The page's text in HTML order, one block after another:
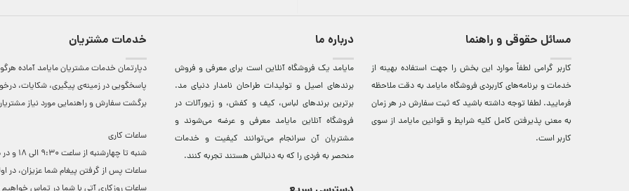
مسائل حقوقی و راهنما
کاربر گرامی لطفاً موارد این بخش را جهت استفاده بهینه از
خدمات و برنامه‌‏های کاربردی فروشگاه مایامد به دقت ملاحظه
فرمایید. لطفا توجه داشته باشید که ثبت سفارش در هر زمان
به معنی پذیرفتن کامل کلیه شرایط و قوانین مایامد از سوی
کاربر است.
درباره ما
مایامد يک فروشگاه آنلاين است برای معرفی و فروش
برندهای اصيل و توليدات طراحان نامدار دنيای مد.
برترين‌ برندهای لباس، کيف و کفش، و زيورآلات در
فروشگاه آنلاين مایامد معرفی و عرضه می‌شوند و
مشتريان آن سرانجام می‌توانند کيفيت و خدمات
منحصر به فردی را که به دنبالش هستند تجربه کنند.
خدمات مشتریان
دپارتمان خدمات مشتریان مایامد آماده
پاسخگویی در زمینه‌ی پیگیری، شکایات،
برگشت سفارش و راهنمایی مورد نیاز
ساعات کاری
شنبه تا چهارشنبه از
ساعات ‌پس از گرفتن پیغام شما عزیزان، در